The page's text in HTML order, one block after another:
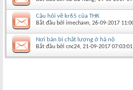
Câu hỏi về kr65 của THK
Bắt đầu bởi imechavn‎, 26-09-2017
Nơi bán bi chất lượng ở hà nộ
Bắt đầu bởi cnc24‎, 21-09-2017 07:03:01